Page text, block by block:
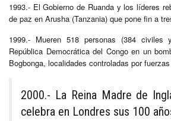
1993.- El Gobierno de Ruanda y los líderes
de paz en Arusha (Tanzania) que pone fin a
1999.- Mueren 518 personas (384
República Democrática del Congo en un
Bogbonga, localidades controladas por
2000.- La Reina Madre de
celebra en Londres sus 100